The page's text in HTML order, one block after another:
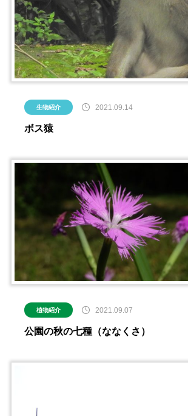
生物紹介 2021.09.14
ボス猿
植物紹介 2021.09.07
公園の秋の七種（ななくさ）